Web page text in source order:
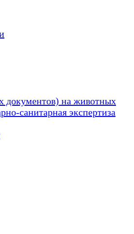
документов) на животных
санитарная экспертиза